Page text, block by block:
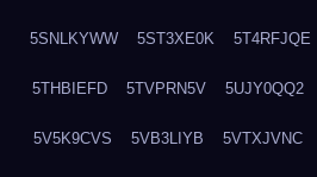
5SNLKYWW 5ST3XE0K 5T4RFJQE
5THBIEFD 5TVPRN5V 5UJY0QQ2
5V5K9CVS 5VB3LIYB 5VTXJVNC